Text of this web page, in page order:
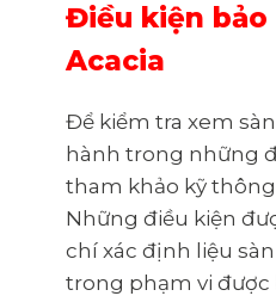
Điều kiện bảo
Acacia
Để kiểm tra xem
hành trong những
tham khảo kỹ
Những điều kiện
chí xác định liệu
trong phạm vi được